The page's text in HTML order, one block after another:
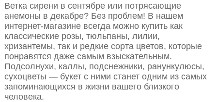
Ветка сирени в сентябре или потрясающие
анемоны в декабре? Без проблем! В нашем
интернет-магазине всегда можно купить как
классические розы, тюльпаны, лилии,
хризантемы, так и редкие сорта цветов, которые
понравятся даже самым взыскательным.
Подсолнухи, каллы, подснежники, ранункулюсы,
сухоцветы — букет с ними станет одним из самых
запоминающихся в жизни вашего близкого
человека.